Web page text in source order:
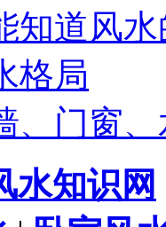
知道风
格局
、门窗、
水知识网